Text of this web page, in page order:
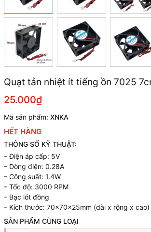
Quạt tản nhiệt ít tiếng ồn 7025
25.000₫
Mã sản phẩm: XNKA
HẾT HÀNG
THÔNG SỐ KỸ THUẬT:
– Điện áp cấp: 5V
– Dòng điện: 0.28A
– Công suất: 1.4W
– Tốc độ: 3000 RPM
– Bạc lót đồng
– Kích thước: 70x70x25mm (dài x rộng x cao)
SẢN PHẨM CÙNG LOẠI